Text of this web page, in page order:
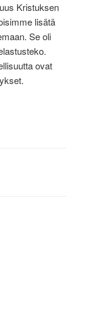
Kristuksen
lisätä
Se oli
ovat